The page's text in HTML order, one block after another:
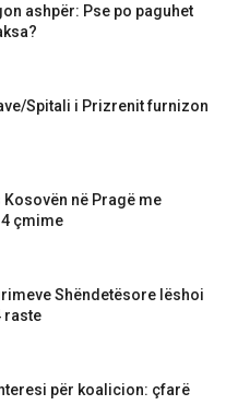
ashpër: Pse po paguhet
Spitali i Prizrenit furnizon
Kosovën në Pragë me
4 çmime
Shëndetësore lëshoi
raste
për koalicion: çfarë